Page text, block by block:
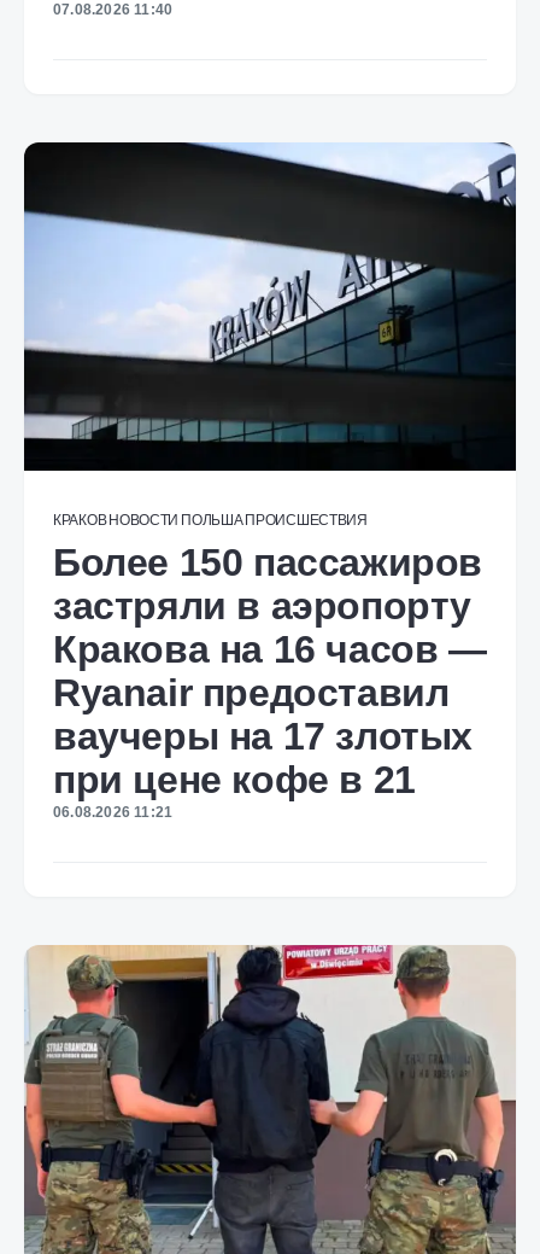
07.08.2026 11:40
КРАКОВ НОВОСТИ ПОЛЬША ПРОИСШЕСТВИЯ
Более 150 пассажиров
застряли в аэропорту
Кракова на 16 часов —
Ryanair предоставил
ваучеры на 17 злотых
при цене кофе в 21
06.08.2026 11:21